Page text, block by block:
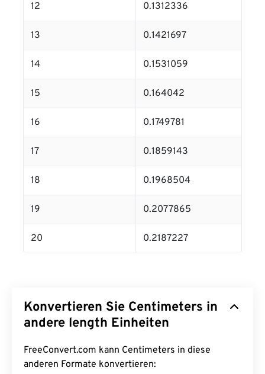
12 0.1312336
13 0.1421697
14 0.1531059
15 0.164042
16 0.1749781
17 0.1859143
18 0.1968504
19 0.2077865
20 0.2187227
Konvertieren Sie Centimeters in
andere length Einheiten
FreeConvert.com kann Centimeters in diese
anderen Formate konvertieren: